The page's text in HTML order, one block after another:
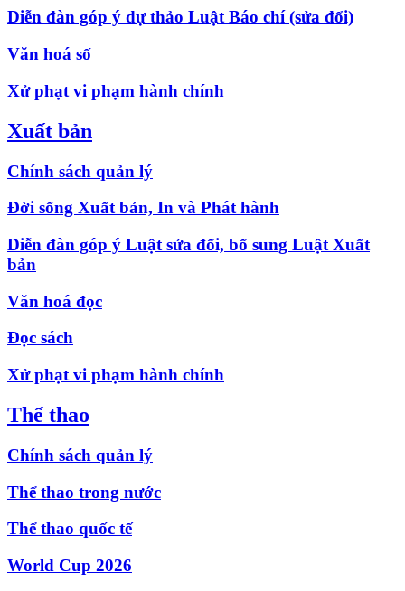
Diễn đàn góp ý dự thảo Luật Báo chí (sửa đổi)
Văn hoá số
Xử phạt vi phạm hành chính
Xuất bản
Chính sách quản lý
Đời sống Xuất bản, In và Phát hành
Diễn đàn góp ý Luật sửa đổi, bổ sung Luật Xuất
bản
Văn hoá đọc
Đọc sách
Xử phạt vi phạm hành chính
Thể thao
Chính sách quản lý
Thể thao trong nước
Thể thao quốc tế
World Cup 2026